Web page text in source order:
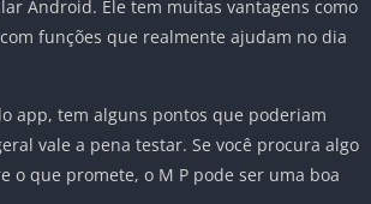
Android. Ele tem muitas vantagens como
funções que realmente ajudam no dia
app, tem alguns pontos que poderiam
vale a pena testar. Se você procura algo
o que promete, o M P pode ser uma boa